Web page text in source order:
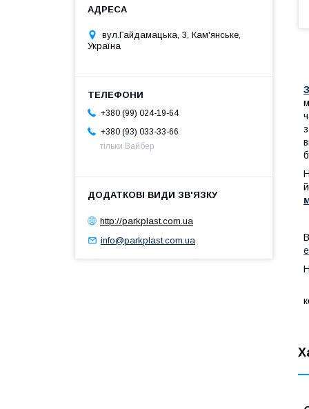
вул.Гайдамацька, 3, Кам'янське,
Україна
+380 (99) 024-19-64
+380 (93) 033-33-66
тільки Вайбер
http://parkplast.com.ua
info@parkplast.com.ua